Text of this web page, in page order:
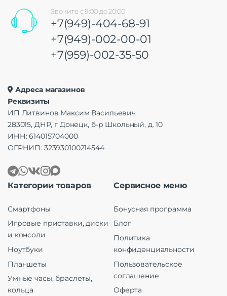
Звоните с 9:00 до 20:00
+7(949)-404-68-91
+7(949)-002-00-01
+7(959)-002-35-50
Адреса магазинов
Реквизиты
ИП Литвинов Максим Васильевич
283015, ДНР, г Донецк, б-р Школьный, д. 10
ИНН: 614015704000
ОГРНИП: 323930100214544
Категории товаров
Смартфоны
Игровые приставки, диски
и консоли
Ноутбуки
Планшеты
Умные часы, браслеты,
кольца
Сервисное меню
Бонусная программа
Блог
Политика
конфиденциальности
Пользовательское
соглашение
Оферта